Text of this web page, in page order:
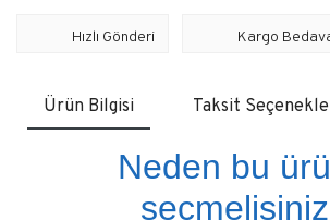
Hızlı Gönderi Kargo
Ürün Bilgisi Taksit
Neden bu